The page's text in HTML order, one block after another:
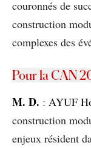
couronnés de
construction
complexes des
Pour la CAN
M. D. : AYUF
construction
enjeux résident